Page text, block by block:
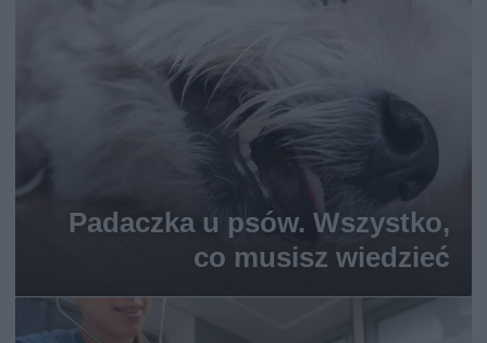
Padaczka u psów. Wszystko,
co musisz wiedzieć